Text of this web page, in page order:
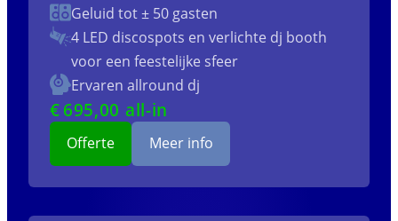
Geluid tot ± 50 gasten
4 LED discospots en verlichte dj booth
voor een feestelijke sfeer
Ervaren allround dj
€ 695,00 all-in
Offerte Meer info